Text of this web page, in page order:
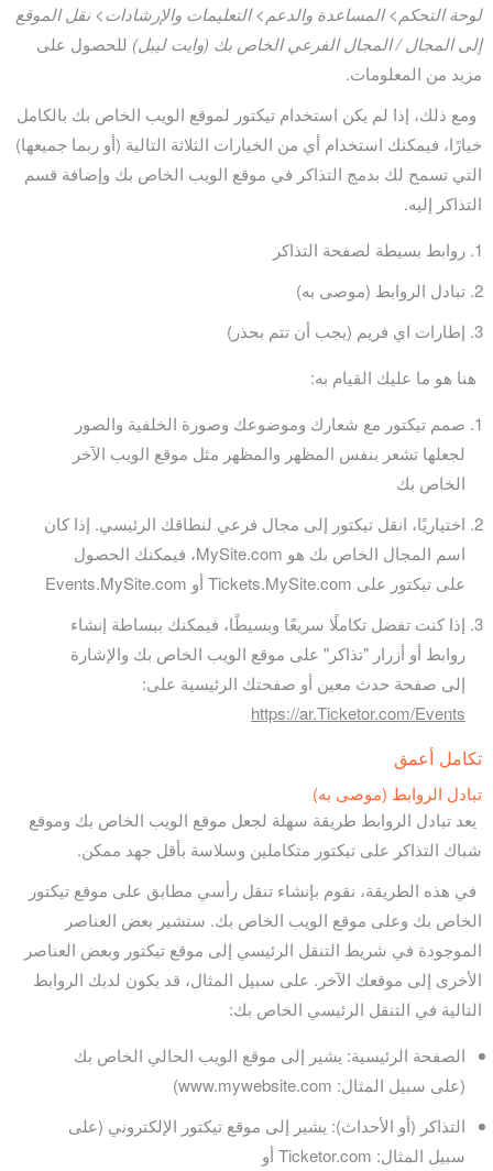
لوحة التحكم> المساعدة والدعم> التعليمات والإرشادات> نقل الموقع
إلى المجال / المجال الفرعي الخاص بك (وايت ليبل) للحصول على
مزيد من المعلومات.
ومع ذلك، إذا لم يكن استخدام تيكتور لموقع الويب الخاص بك بالكامل
خيارًا، فيمكنك استخدام أي من الخيارات الثلاثة التالية (أو ربما جميعها)
التي تسمح لك بدمج التذاكر في موقع الويب الخاص بك وإضافة قسم
التذاكر إليه.
روابط بسيطة لصفحة التذاكر
تبادل الروابط (موصى به)
إطارات اي فريم (يجب أن تتم بحذر)
هنا هو ما عليك القيام به:
صمم تيكتور مع شعارك وموضوعك وصورة الخلفية والصور
لجعلها تشعر بنفس المظهر والمظهر مثل موقع الويب الآخر
الخاص بك
اختياريًا، انقل تيكتور إلى مجال فرعي لنطاقك الرئيسي. إذا كان
اسم المجال الخاص بك هو MySite.com، فيمكنك الحصول
على تيكتور على Tickets.MySite.com أو Events.MySite.com
إذا كنت تفضل تكاملًا سريعًا وبسيطًا، فيمكنك ببساطة إنشاء
روابط أو أزرار "تذاكر" على موقع الويب الخاص بك والإشارة
إلى صفحة حدث معين أو صفحتك الرئيسية على:
https://ar.Ticketor.com/Events
تكامل أعمق
تبادل الروابط (موصى به)
يعد تبادل الروابط طريقة سهلة لجعل موقع الويب الخاص بك وموقع
شباك التذاكر على تيكتور متكاملين وسلاسة بأقل جهد ممكن.
في هذه الطريقة، نقوم بإنشاء تنقل رأسي مطابق على موقع تيكتور
الخاص بك وعلى موقع الويب الخاص بك. ستشير بعض العناصر
الموجودة في شريط التنقل الرئيسي إلى موقع تيكتور وبعض العناصر
الأخرى إلى موقعك الآخر. على سبيل المثال، قد يكون لديك الروابط
التالية في التنقل الرئيسي الخاص بك:
الصفحة الرئيسية: يشير إلى موقع الويب الحالي الخاص بك
(على سبيل المثال: www.mywebsite.com)
التذاكر (أو الأحداث): يشير إلى موقع تيكتور الإلكتروني (على
سبيل المثال: Ticketor.com أو